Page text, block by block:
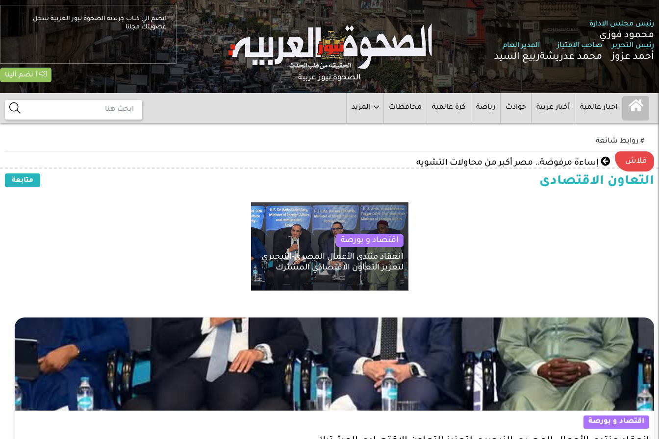
رئيس مجلس الادارة
محمود فوزي
رئيس التحرير
أحمد عزوز
صاحب الامتياز
محمد عدريشة
المدير العام
ربيع السيد
الصحوة نيوز عربية
انضم الي كتاب جريدته الصحوة نيوز العربية سجل
عضويتك مجانا
أ نضم ألينا
اخبار عالمية أخبار عربية حوادث رياضة كرة عالمية محافظات المزيد
# روابط شائعة
فلاش إساءة مرفوضة.. مصر أكبر من محاولات التشويه
التعاون الاقتصادى متابعة
اقتصاد و بورصة
انعقاد منتدى الأعمال المصري-النيجيري
لتعزيز التعاون الاقتصادي المشترك
اقتصاد و بورصة